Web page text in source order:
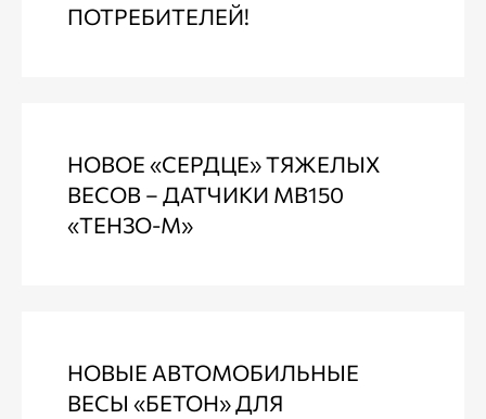
ПОТРЕБИТЕЛЕЙ!
НОВОЕ «СЕРДЦЕ» ТЯЖЕЛЫХ
ВЕСОВ – ДАТЧИКИ МВ150
«ТЕНЗО-М»
НОВЫЕ АВТОМОБИЛЬНЫЕ
ВЕСЫ «БЕТОН» ДЛЯ